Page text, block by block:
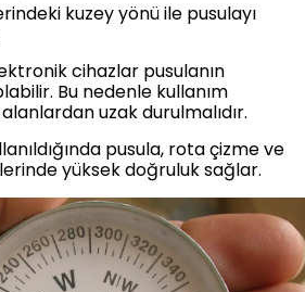
kuzey yönü ile pusulayı
cihazlar pusulanın
Bu nedenle kullanım
uzak durulmalıdır.
pusula, rota çizme ve
yüksek doğruluk sağlar.